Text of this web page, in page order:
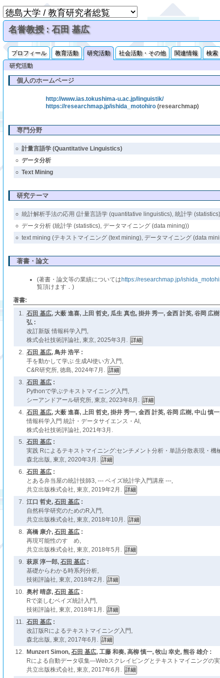
名誉教授 : 石田 基広
プロフィール 教育活動 研究活動 社会活動・その他 関連情報
検索
研究活動
個人のホームページ
http://www.ias.tokushima-u.ac.jp/linguistik/
https://researchmap.jp/ishida_motohiro (researchmap)
専門分野
○ 計量言語学 (Quantitative Linguistics)
○ データ分析
○ Text Mining
研究テーマ
○ 統計解析手法の応用 (計量言語学 (quantitative linguistics), 統計学
○ データ分析 (統計学 (statistics), データマイニング (data mining))
○ text mining (テキストマイニング (text mining), データマイニング (data
著書・論文
(著書・論文等の業績については https://researchmap.jp/
覧頂けます．)
著書:
1. 石田 基広, 大薮 進喜, 上田 哲史, 瓜生 真也, 掛井 秀一, 金西 計英, 谷岡 広
弘 :
改訂新版 情報科学入門,
株式会社技術評論社, 東京, 2025年3月.
2. 石田 基広, 鳥井 浩平 :
手を動かして学ぶ 生成AI使い方入門,
C&R研究所, 徳島, 2024年7月.
3. 石田 基広:
Pythonで学ぶテキストマイニング入門,
シーアンドアール研究所, 東京, 2023年8月.
4. 石田 基広, 大薮 進喜, 上田 哲史, 掛井 秀一, 金西 計英, 谷岡 広樹, 中山 慎
情報科学入門 統計・データサイエンス・AI,
株式会社技術評論社, 2021年3月.
5. 石田 基広:
実践 Rによるテキストマイニング:センチメント分析・単語分散表現・機
森北出版, 東京, 2020年3月.
6. 石田 基広:
とある弁当屋の統計技師3, --- ベイズ統計学入門講座 ---,
共立出版株式会社, 東京, 2019年2月.
7. 江口 哲史, 石田 基広:
自然科学研究のためのR入門,
共立出版株式会社, 東京, 2018年10月.
8. 高橋 康介, 石田 基広:
再現可能性のすゝめ,
共立出版株式会社, 東京, 2018年5月.
9. 萩原 淳一郎, 石田 基広:
基礎からわかる時系列分析,
技術評論社, 東京, 2018年2月.
10. 奥村 晴彦, 石田 基広:
Rで楽しむベイズ統計入門,
技術評論社, 東京, 2018年1月.
11. 石田 基広:
改訂版Rによるテキストマイニング入門,
森北出版, 東京, 2017年6月.
12.
Munzert Simon, 石田 基広, 工藤 和奏, 高柳 慎一, 牧山 幸史, 熊谷 雄介 :
Rによる自動データ収集―Webスクレイピングとテキストマイニングの
共立出版株式会社, 東京, 2017年6月.